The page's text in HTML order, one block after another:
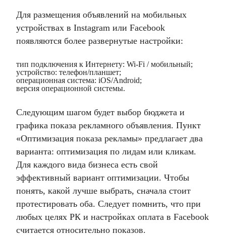
Для размещения объявлений на мобильных
устройствах в Instagram или Facebook
появляются более развернутые настройки:
тип подключения к Интернету: Wi-Fi / мобильный;
устройство: телефон/планшет;
операционная система: iOS/Android;
версия операционной системы.
Следующим шагом будет выбор бюджета и
графика показа рекламного объявления. Пункт
«Оптимизация показа рекламы» предлагает два
варианта: оптимизация по лидам или кликам.
Для каждого вида бизнеса есть свой
эффективный вариант оптимизации. Чтобы
понять, какой лучше выбрать, сначала стоит
протестировать оба. Следует помнить, что при
любых целях РК и настройках оплата в Facebook
считается относительно показов.